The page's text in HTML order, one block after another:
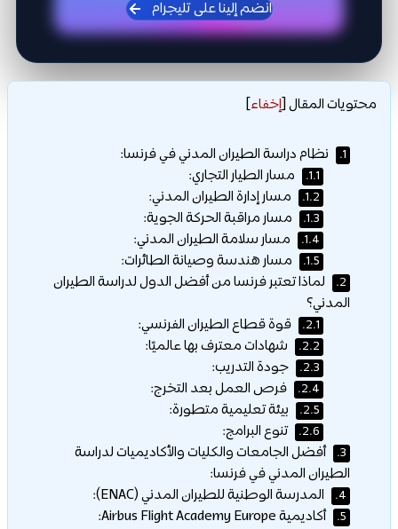
انضم إلينا على تليجرام
محتويات المقال[إخفاء]
1. نظام دراسة الطيران المدني في فرنسا:
1.1. مسار الطيار التجاري:
1.2. مسار إدارة الطيران المدني:
1.3. مسار مراقبة الحركة الجوية:
1.4. مسار سلامة الطيران المدني:
1.5. مسار هندسة وصيانة الطائرات:
2.
لماذا تعتبر فرنسا من أفضل الدول لدراسة الطيران
المدني؟
2.1. قوة قطاع الطيران الفرنسي:
2.2. شهادات معترف بها عالميًا:
2.3. جودة التدريب:
2.4. فرص العمل بعد التخرج:
2.5. بيئة تعليمية متطورة:
2.6. تنوع البرامج:
3.
أفضل الجامعات والكليات والأكاديميات لدراسة
الطيران المدني في فرنسا:
4. المدرسة الوطنية للطيران المدني (ENAC):
5. أكاديمية Airbus Flight Academy Europe: